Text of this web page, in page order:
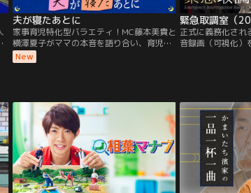
夫が寝たあとに
家事育児特化型バラエティ！MC藤本美貴と
横澤夏子がママの本音を語り合い、育児や
家事そしてパパに対する日頃のストレスを
発散！
New
緊急取調室（
正式に義務化され
音録画（可視化）
る“明確な証拠”も
た。そんな中…。